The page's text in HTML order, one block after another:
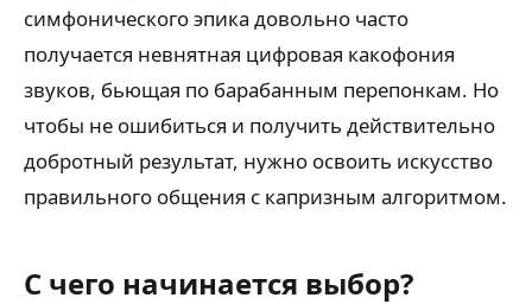
симфонического эпика довольно часто
получается невнятная цифровая какофония
звуков, бьющая по барабанным перепонкам. Но
чтобы не ошибиться и получить действительно
добротный результат, нужно освоить искусство
правильного общения с капризным алгоритмом.
С чего начинается выбор?